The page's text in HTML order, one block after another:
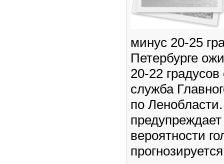
минус 20-25
Петербурге
20-22
служба
по
вероятности